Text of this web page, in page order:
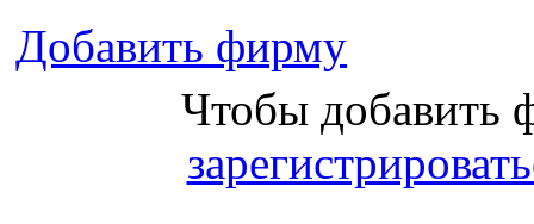
Добавить фирму
Чтобы добавить